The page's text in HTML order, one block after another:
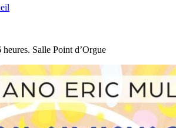
Salle Point d’Orgue